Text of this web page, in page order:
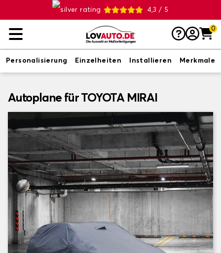
4,3 / 5
0
Personalisierung Einzelheiten Installieren Merkmale
Autoplane für TOYOTA MIRAI